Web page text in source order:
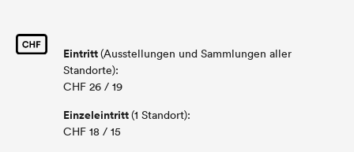
Eintritt(Ausstellungen und Sammlungen aller
Standorte):
CHF 26 / 19
Einzeleintritt(1 Standort):
CHF 18 / 15